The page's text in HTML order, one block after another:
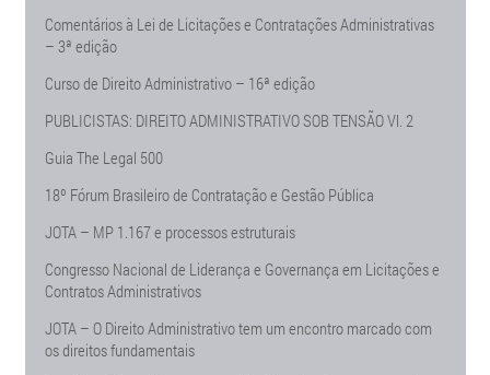
Comentários à Lei de Licitações e Contratações Administrativas
– 3ª edição
Curso de Direito Administrativo – 16ª edição
PUBLICISTAS: DIREITO ADMINISTRATIVO SOB TENSÃO Vl. 2
Guia The Legal 500
18º Fórum Brasileiro de Contratação e Gestão Pública
JOTA – MP 1.167 e processos estruturais
Congresso Nacional de Liderança e Governança em Licitações e
Contratos Administrativos
JOTA – O Direito Administrativo tem um encontro marcado com
os direitos fundamentais